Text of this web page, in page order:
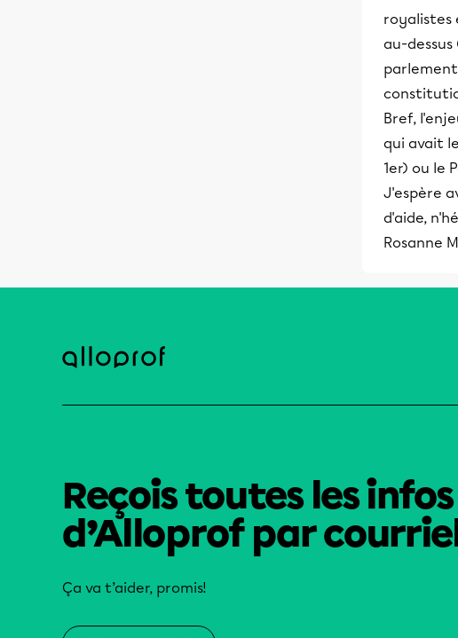
royalistes
au-
Bref,
qui avait
1er) ou le
J'espère
d'aide,
Rosanne
Reçois toutes les
d’Alloprof par
Ça va t’aider, promis!